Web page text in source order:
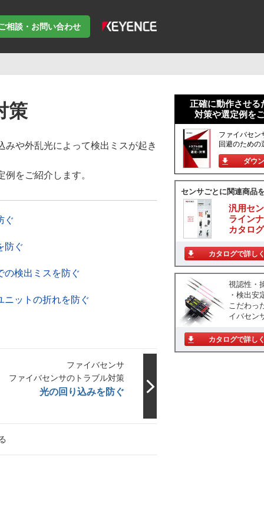
相談・お問い合わせ
策
や外乱光によって検出ミスが起き
をご紹介します。
ぐ
防ぐ
の検出ミスを防ぐ
ニットの折れを防ぐ
ファイバセンサ
ファイバセンサのトラブル対策
光の回り込みを防ぐ
正確に動作させる
対策や選定例を
ファイバセン
回避のための
ダウ
センサごとに関連商品
汎用セ
ライン
カタログ
カタログで詳し
視認性・
・検出安
こだわっ
イバセン
カタログで詳し